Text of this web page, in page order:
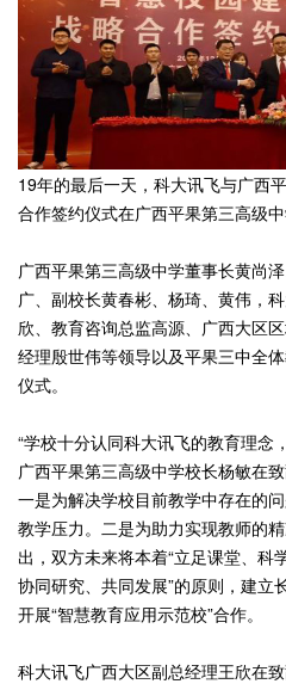
19年的最后一天，科大讯飞与广西
合作签约仪式在广西平果第三高级中
广西平果第三高级中学董事长黄尚
广、副校长黄春彬、杨琦、黄伟，
欣、教育咨询总监高源、广西大区
经理殷世伟等领导以及平果三中全
仪式。
“学校十分认同科大讯飞的教育理念
广西平果第三高级中学校长杨敏在
一是为解决学校目前教学中存在的
教学压力。二是为助力实现教师的
出，双方未来将本着“立足课堂、科
协同研究、共同发展”的原则，建立
开展“智慧教育应用示范校”合作。
科大讯飞广西大区副总经理王欣在